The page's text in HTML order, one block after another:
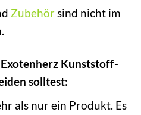
Zubehörsind nicht im
Kunststoff-
solltest:
als nur ein Produkt. Es